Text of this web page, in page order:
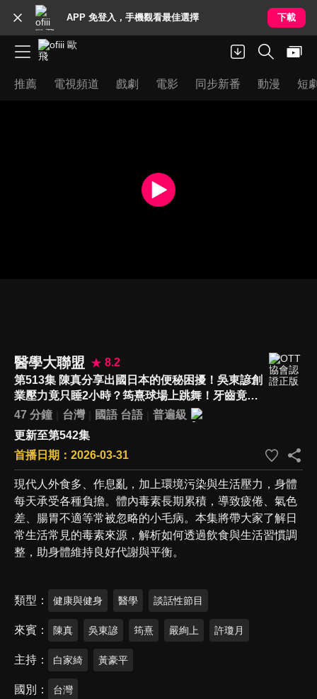
APP 免登入，手機觀看最佳選擇 下載
推薦 電視頻道 戲劇 電影 同步新番 動漫 短
醫學大聯盟
8.2
第513集 陳真分享出國日本的便秘困擾！吳東諺創
業壓力竟只睡2小時？筠熹球場上跳舞！牙齒竟當
眾「離家出走」？
47 分鐘 台灣 國語 台語
普遍級
更新至第542集
首播日期：2026-03-31
現代人外食多、作息亂，加上環境污染與生活壓力，身體
每天承受各種負擔。體內毒素長期累積，導致疲倦、氣色
差、腸胃不適等常被忽略的小毛病。本集將帶大家了解日
常生活常見的毒素來源，解析如何透過飲食與生活習慣調
整，助身體維持良好代謝與平衡。
類型 健康與健身 醫學 談話性節目
來賓 陳真 吳東諺 筠熹 嚴絢上 許瓊月
主持 白家綺 黃豪平
國別 台灣